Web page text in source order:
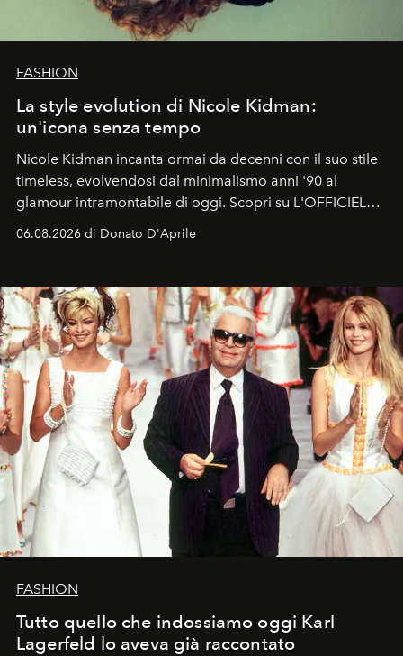
FASHION
La style evolution di Nicole Kidman:
un'icona senza tempo
Nicole Kidman incanta ormai da decenni con il suo stile
timeless, evolvendosi dal minimalismo anni '90 al
glamour intramontabile di oggi. Scopri su L'OFFICIEL
Italia la sua style evolution.
06.08.2026 di Donato D'Aprile
FASHION
Tutto quello che indossiamo oggi Karl
Lagerfeld lo aveva già raccontato